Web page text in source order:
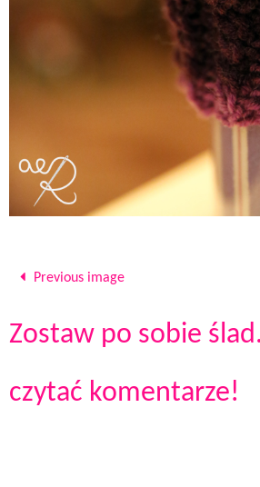
Previous image
Zostaw po sobie
czytać komentarze!